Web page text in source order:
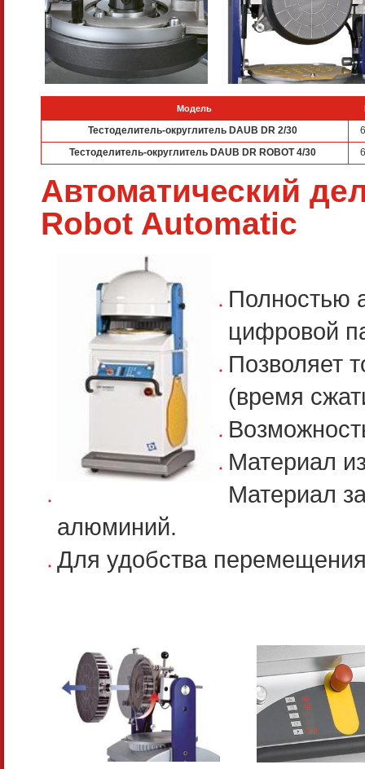
Модель
Тестоделитель-округлитель DAUB DR 2/30
Тестоделитель-округлитель DAUB DR ROBOT 4/30
Автоматический
Robot Automatic
Полностью
цифровой
Позволяет
(время
Материал
Материал
алюминий.
Для удобства